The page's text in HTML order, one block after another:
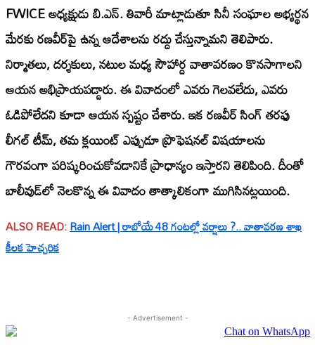
FWICE అధ్యక్షుడు బి.ఎన్. తివారీ మాట్లాడుతూ సినీ సంఘాల అభ్యర్థన
మేరకు రణవీర్‌పై ఉన్న ఆదేశాలను రద్దు చేస్తున్నామని తెలిపారు.
నిర్మాతలు, దర్శకులు, నటుల మధ్య సౌహార్ద వాతావరణం కొనసాగాలని
ఆయన అభిప్రాయపడ్డారు. ఈ వివాదంలో ఎవరు గెలవలేదు, ఎవరు
ఓడిపోలేదని కూడా ఆయన స్పష్టం చేశారు. ఇక రణవీర్ సింగ్ తరఫు
లీగల్ టీమ్, తమ క్లయింట్ ఎప్పుడూ ప్రొఫెషనల్ విషయాలను
గౌరవంగా పరిష్కరించుకోవడానికే ప్రాధాన్యం ఇస్తారని తెలిపింది. దీంతో
బాలీవుడ్‌లో నెలకొన్న ఈ వివాదం తాత్కాలికంగా ముగిసినట్లయింది.
ALSO READ:Rain Alert | రాబోయే 48 గంటల్లో వర్షాలు ?.. వాతావరణ శాఖ
కీలక హెచ్చరిక
- Advertisement -